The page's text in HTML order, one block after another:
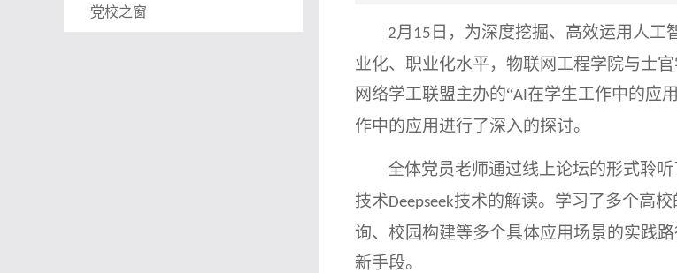
党校之窗
2月 15 日，为深度挖掘、高效运用人
业化、职业化水平，物联网工程学院与士
网络学工联盟主办的“AI 在学生工作中的应
作中的应用进行了深入的探讨。
全体党员老师通过线上论坛的形式聆听
技术 Deepseek技术的解读。学习了多个高
询、校园构建等多个具体应用场景的实践
新手段。